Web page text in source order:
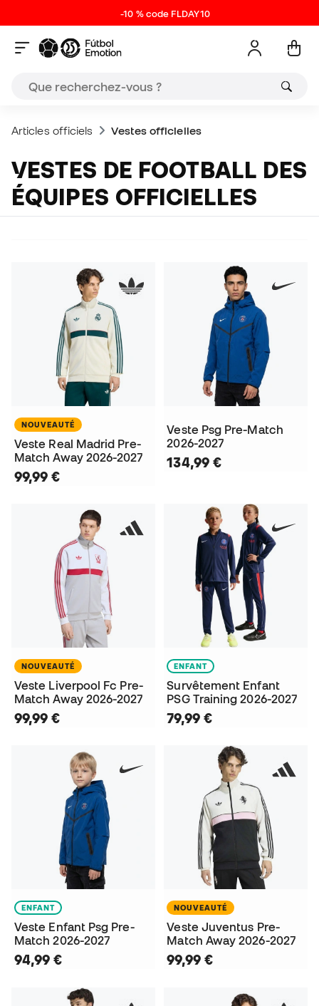
-10 % code FLDAY10
Articles officiels Vestes officielles
VESTES DE FOOTBALL DES
ÉQUIPES OFFICIELLES
NOUVEAUTÉ
Veste Real Madrid Pre-
Match Away 2026-2027
99,99 €
Veste Psg Pre-Match
2026-2027
134,99 €
NOUVEAUTÉ
Veste Liverpool Fc Pre-
Match Away 2026-2027
99,99 €
ENFANT
Survêtement Enfant
PSG Training 2026-2027
79,99 €
ENFANT
Veste Enfant Psg Pre-
Match 2026-2027
94,99 €
NOUVEAUTÉ
Veste Juventus Pre-
Match Away 2026-2027
99,99 €